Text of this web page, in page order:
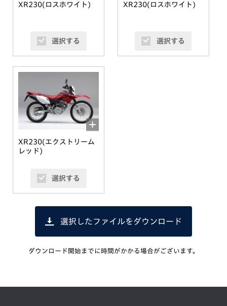
XR230(ロスホワイト)
選択する
XR230(ロスホワイト)
選択する
XR230(エクストリーム
レッド)
選択する
選択したファイルをダウンロード
ダウンロード開始までに時間がかかる場合がございます。